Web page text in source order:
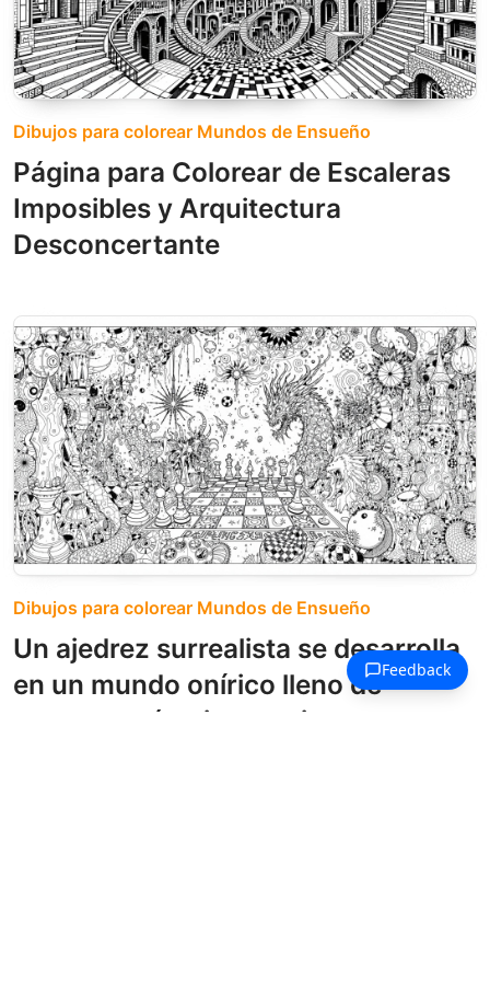
Dibujos para colorear Mundos de Ensueño
Página para Colorear de Escaleras
Imposibles y Arquitectura
Desconcertante
Dibujos para colorear Mundos de Ensueño
Un ajedrez surrealista se desarrolla
en un mundo onírico lleno de
patrones cósmicos y piezas